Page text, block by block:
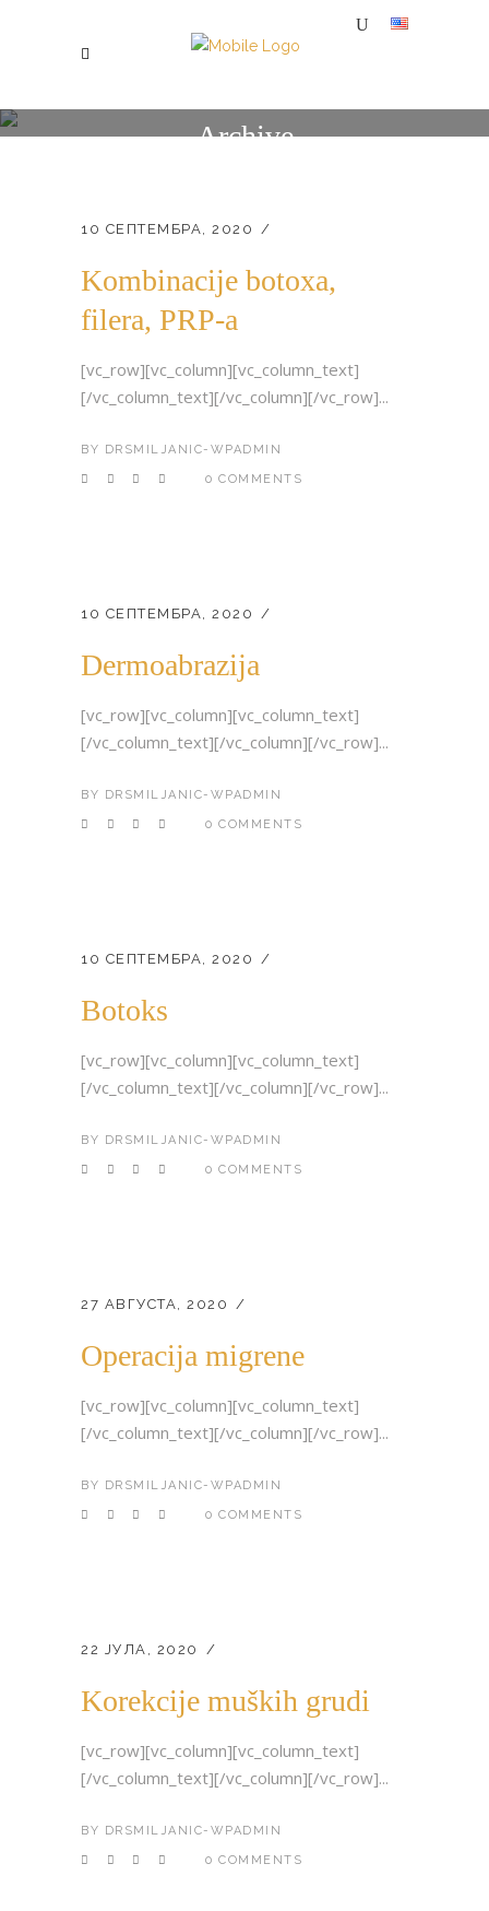
Archive
10 СЕПТЕМБРА, 2020
Kombinacije botoxa,
filera, PRP-a
[vc_row][vc_column][vc_column_text]
[/vc_column_text][/vc_column][/vc_row]...
BY DRSMILJANIC-WPADMIN
0 COMMENTS
10 СЕПТЕМБРА, 2020
Dermoabrazija
[vc_row][vc_column][vc_column_text]
[/vc_column_text][/vc_column][/vc_row]...
BY DRSMILJANIC-WPADMIN
0 COMMENTS
10 СЕПТЕМБРА, 2020
Botoks
[vc_row][vc_column][vc_column_text]
[/vc_column_text][/vc_column][/vc_row]...
BY DRSMILJANIC-WPADMIN
0 COMMENTS
27 АВГУСТА, 2020
Operacija migrene
[vc_row][vc_column][vc_column_text]
[/vc_column_text][/vc_column][/vc_row]...
BY DRSMILJANIC-WPADMIN
0 COMMENTS
22 ЈУЛА, 2020
Korekcije muških grudi
[vc_row][vc_column][vc_column_text]
[/vc_column_text][/vc_column][/vc_row]...
BY DRSMILJANIC-WPADMIN
0 COMMENTS